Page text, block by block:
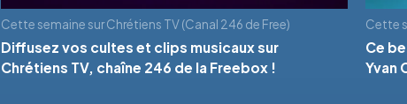
Cette semaine sur Chrétiens TV (Canal 246 de Free)
Diffusez vos cultes et clips musicaux sur
Chrétiens TV, chaîne 246 de la Freebox !
Cette
Ce
Yvan